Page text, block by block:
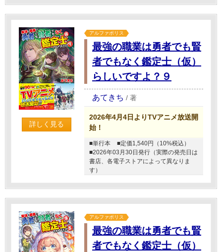
詳しく見る
アルファポリス
最強の職業は勇者でも賢
者でもなく鑑定士（仮）
らしいですよ？９
あてきち / 著
2026年4月4日よりTVアニメ放送開
始！
■単行本
■定価1,540円（10%税込）
■2026年03月30日発行（実際の発売日は
書店、各電子ストアによって異なりま
す）
アルファポリス
最強の職業は勇者でも賢
者でもなく鑑定士（仮）